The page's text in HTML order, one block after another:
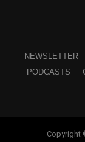
NEWSLETTER
PODCASTS
Copyright